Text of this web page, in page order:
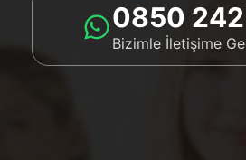
0850
Bizimle İletişime